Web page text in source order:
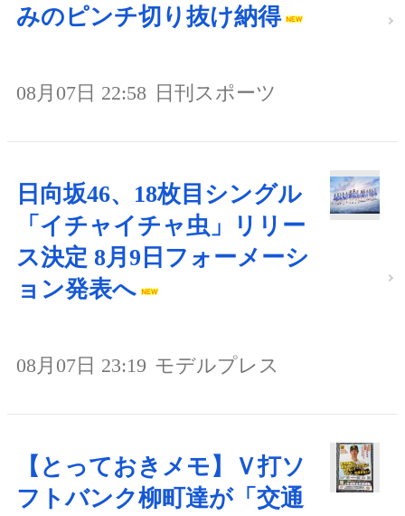
みのピンチ切り抜け納得
08月07日 22:58 日刊スポーツ
日向坂46、18枚目シングル
「イチャイチャ虫」リリー
ス決定 8月9日フォーメーシ
ョン発表へ
08月07日 23:19 モデルプレス
【とっておきメモ】Ｖ打ソ
フトバンク柳町達が「交通